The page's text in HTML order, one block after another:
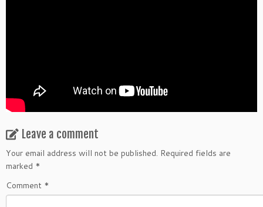
Leave a comment
Your email address will not be published. Required fields are
marked *
Comment *